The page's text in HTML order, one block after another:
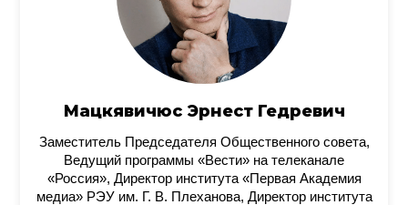
Мацкявичюс Эрнест Гедревич
Заместитель Председателя Общественного совета,
Ведущий программы «Вести» на телеканале
«Россия», Директор института «Первая Академия
медиа» РЭУ им. Г. В. Плеханова, Директор института